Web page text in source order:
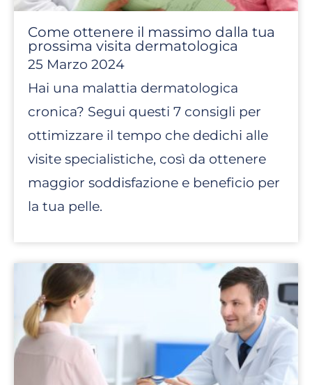
Come ottenere il massimo dalla tua
prossima visita dermatologica
25 Marzo 2024
Hai una malattia dermatologica
cronica? Segui questi 7 consigli per
ottimizzare il tempo che dedichi alle
visite specialistiche, così da ottenere
maggior soddisfazione e beneficio per
la tua pelle.